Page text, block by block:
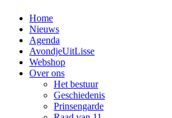
Home
Nieuws
Agenda
AvondjeUitLisse
Webshop
Over ons
Het bestuur
Geschiedenis
Prinsengarde